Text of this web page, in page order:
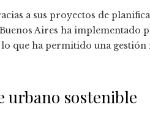
a sus proyectos de
Aires ha implementado
que ha permitido una gestión
urbano sostenible